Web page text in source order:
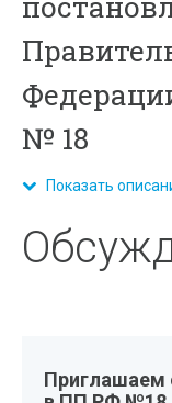
№ 18
Показать
Приглашаем